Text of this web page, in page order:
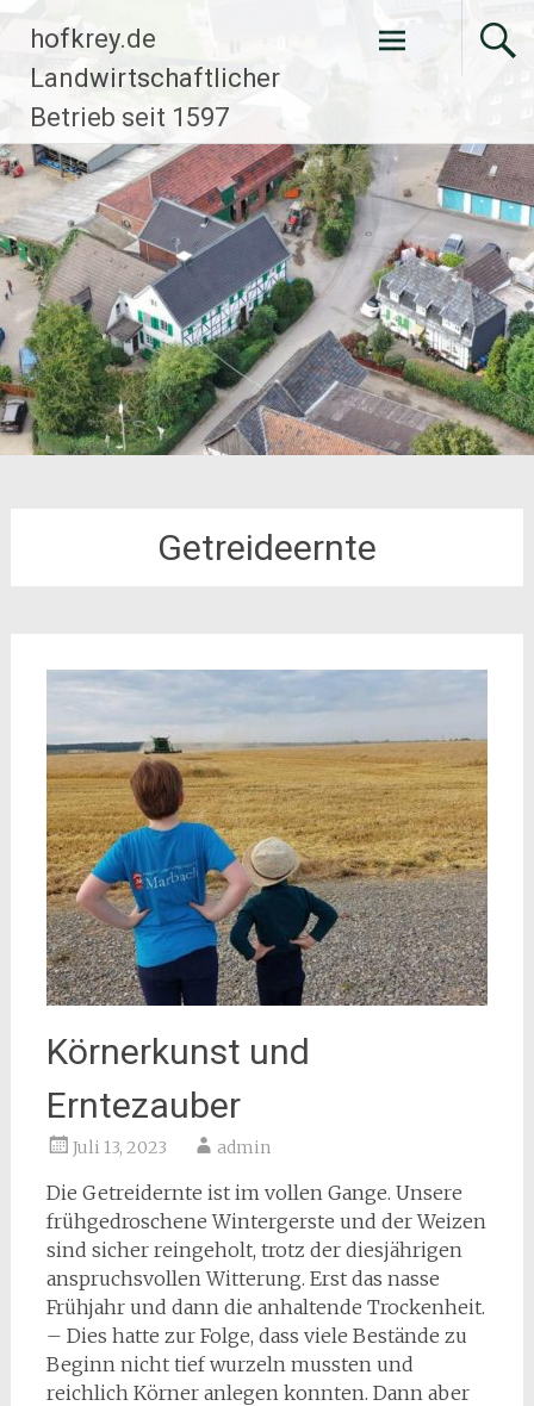
Zum
Inhalt
springen
hofkrey.de
Landwirtschaftlicher
Betrieb seit 1597
Getreideernte
Körnerkunst und
Erntezauber
Juli 13, 2023 admin
Die Getreidernte ist im vollen Gange. Unsere
frühgedroschene Wintergerste und der Weizen
sind sicher reingeholt, trotz der diesjährigen
anspruchsvollen Witterung. Erst das nasse
Frühjahr und dann die anhaltende Trockenheit.
– Dies hatte zur Folge, dass viele Bestände zu
Beginn nicht tief wurzeln mussten und
reichlich Körner anlegen konnten. Dann aber